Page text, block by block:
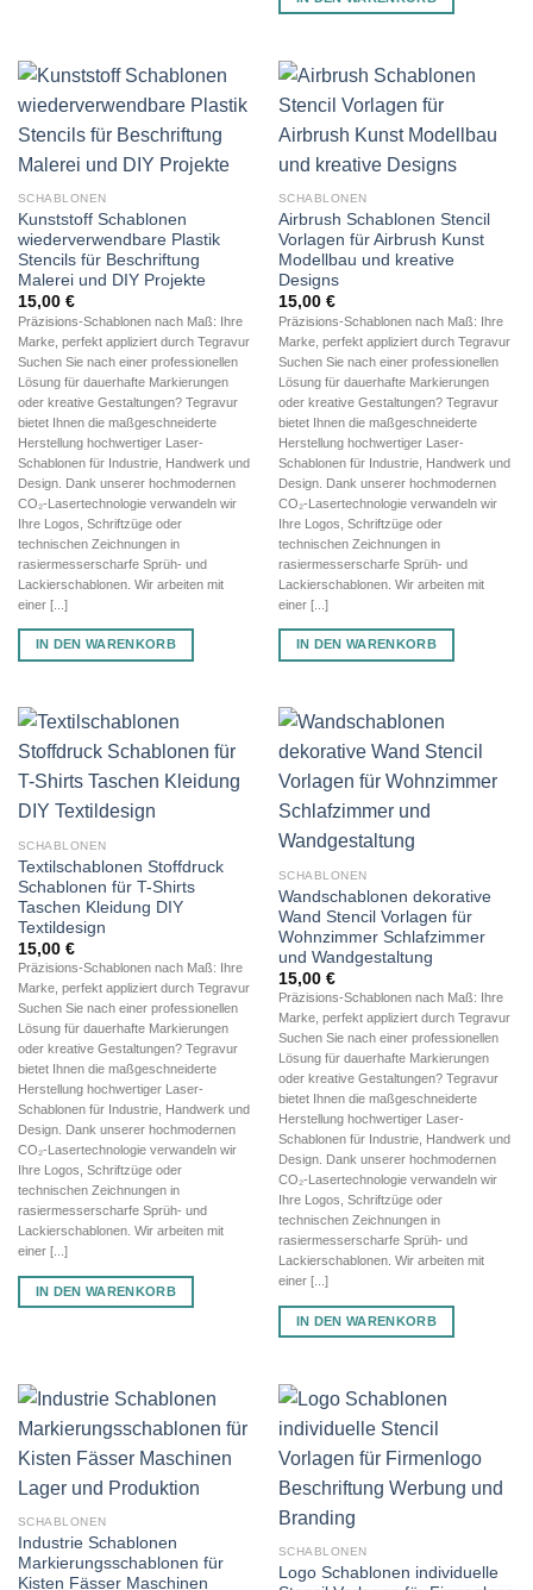
SCHABLONEN
Kunststoff Schablonen
wiederverwendbare Plastik
Stencils für Beschriftung
Malerei und DIY Projekte
15,00 €
Präzisions-Schablonen nach Maß: Ihre
Marke, perfekt appliziert durch Tegravur
Suchen Sie nach einer professionellen
Lösung für dauerhafte Markierungen
oder kreative Gestaltungen? Tegravur
bietet Ihnen die maßgeschneiderte
Herstellung hochwertiger Laser-
Schablonen für Industrie, Handwerk und
Design. Dank unserer hochmodernen
CO₂-Lasertechnologie verwandeln wir
Ihre Logos, Schriftzüge oder
technischen Zeichnungen in
rasiermesserscharfe Sprüh- und
Lackierschablonen. Wir arbeiten mit
einer [...]
IN DEN WARENKORB
SCHABLONEN
Airbrush Schablonen Stencil
Vorlagen für Airbrush Kunst
Modellbau und kreative
Designs
15,00 €
Präzisions-Schablonen nach Maß: Ihre
Marke, perfekt appliziert durch Tegravur
Suchen Sie nach einer professionellen
Lösung für dauerhafte Markierungen
oder kreative Gestaltungen? Tegravur
bietet Ihnen die maßgeschneiderte
Herstellung hochwertiger Laser-
Schablonen für Industrie, Handwerk und
Design. Dank unserer hochmodernen
CO₂-Lasertechnologie verwandeln wir
Ihre Logos, Schriftzüge oder
technischen Zeichnungen in
rasiermesserscharfe Sprüh- und
Lackierschablonen. Wir arbeiten mit
einer [...]
IN DEN WARENKORB
SCHABLONEN
Textilschablonen Stoffdruck
Schablonen für T-Shirts
Taschen Kleidung DIY
Textildesign
15,00 €
Präzisions-Schablonen nach Maß: Ihre
Marke, perfekt appliziert durch Tegravur
Suchen Sie nach einer professionellen
Lösung für dauerhafte Markierungen
oder kreative Gestaltungen? Tegravur
bietet Ihnen die maßgeschneiderte
Herstellung hochwertiger Laser-
Schablonen für Industrie, Handwerk und
Design. Dank unserer hochmodernen
CO₂-Lasertechnologie verwandeln wir
Ihre Logos, Schriftzüge oder
technischen Zeichnungen in
rasiermesserscharfe Sprüh- und
Lackierschablonen. Wir arbeiten mit
einer [...]
IN DEN WARENKORB
SCHABLONEN
Wandschablonen dekorative
Wand Stencil Vorlagen für
Wohnzimmer Schlafzimmer
und Wandgestaltung
15,00 €
Präzisions-Schablonen nach Maß: Ihre
Marke, perfekt appliziert durch Tegravur
Suchen Sie nach einer professionellen
Lösung für dauerhafte Markierungen
oder kreative Gestaltungen? Tegravur
bietet Ihnen die maßgeschneiderte
Herstellung hochwertiger Laser-
Schablonen für Industrie, Handwerk und
Design. Dank unserer hochmodernen
CO₂-Lasertechnologie verwandeln wir
Ihre Logos, Schriftzüge oder
technischen Zeichnungen in
rasiermesserscharfe Sprüh- und
Lackierschablonen. Wir arbeiten mit
einer [...]
IN DEN WARENKORB
SCHABLONEN
Industrie Schablonen
Markierungsschablonen für
Kisten Fässer Maschinen
SCHABLONEN
Logo Schablonen individuelle